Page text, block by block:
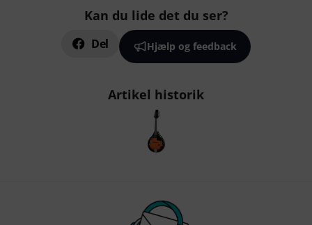
Kan du lide det du ser?
Del Hjælp og feedback
Artikel historik